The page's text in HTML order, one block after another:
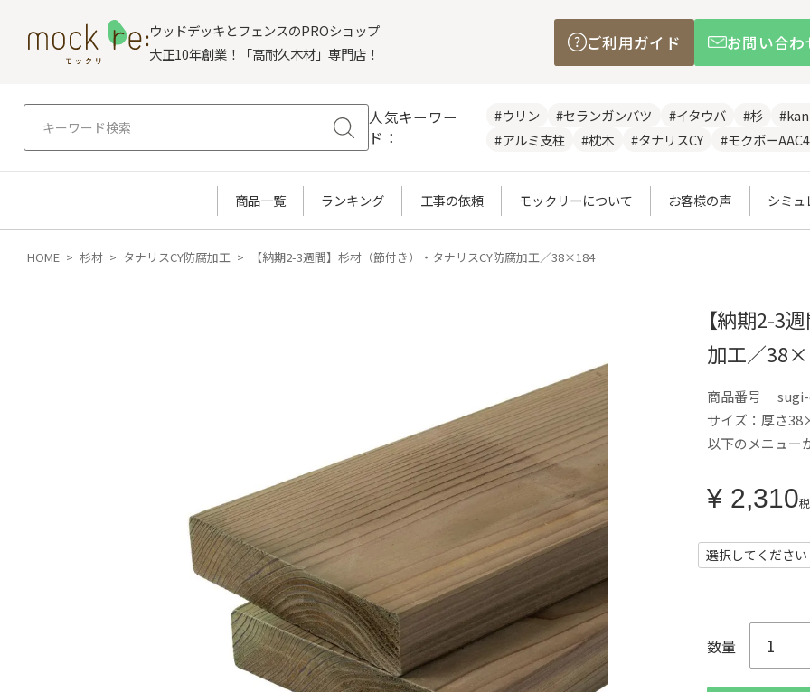
ウッドデッキとフェンスのPROショップ
大正10年創業！「高耐久木材」専門店！
ご利用ガイド お問い合わ
人気キーワー
ド：
#ウリン #セランガンバツ #イタウバ #杉
#アルミ支柱
#枕木 #タナリスCY #モクボー
商品一覧 ランキング 工事の依頼 モックリーについて お客様の声 シミュ
HOME 杉材 タナリスCY防腐加工 【納期2-3週間】杉材（節付き）・タナリスCY防腐加工／38×184
【納期2-3週
加工／
商品番号
サイズ：厚さ
以下のメニュー
¥ 2,310